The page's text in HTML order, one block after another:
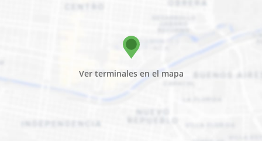
Ver terminales en el mapa